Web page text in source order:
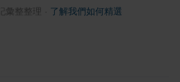
彙整整理 了解我們如何精選